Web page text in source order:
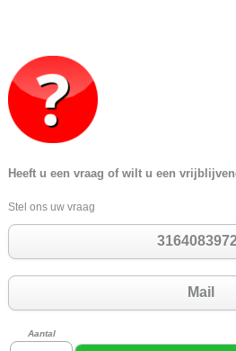
Heeft u een vraag of wilt u een
Stel ons uw vraag
Mail
Aantal